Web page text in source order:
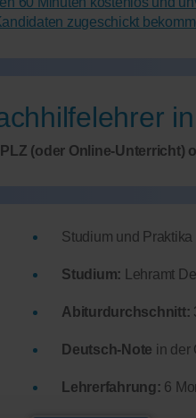
zugeschickt
PLZ (oder Online-Unterricht)
Studium und Praktika
Studium: Lehramt
Abiturdurchschnitt:
Deutsch-Note in der
Lehrerfahrung: 6